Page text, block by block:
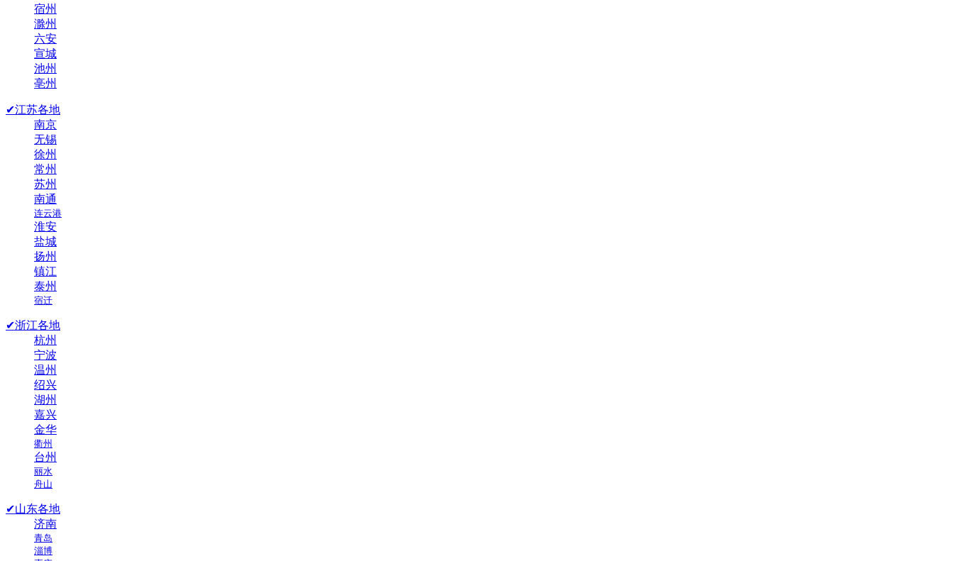
宿州
滁州
六安
宣城
池州
亳州
✔江苏各地
南京
无锡
徐州
常州
苏州
南通
连云港
淮安
盐城
扬州
镇江
泰州
宿迁
✔浙江各地
杭州
宁波
温州
绍兴
湖州
嘉兴
金华
衢州
台州
丽水
舟山
✔山东各地
济南
青岛
淄博